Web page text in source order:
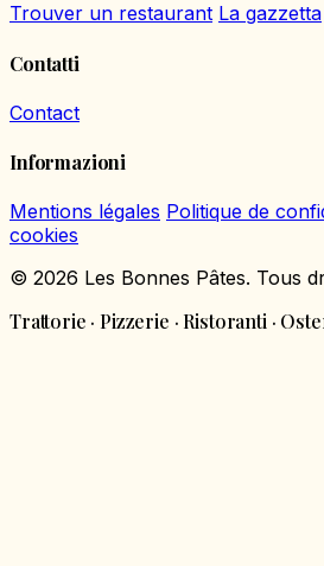
Trouver un restaurant La gazzetta
Contatti
Contact
Informazioni
Mentions légales Politique de
cookies
© 2026 Les Bonnes Pâtes. Tous
Trattorie · Pizzerie · Ristoranti ·